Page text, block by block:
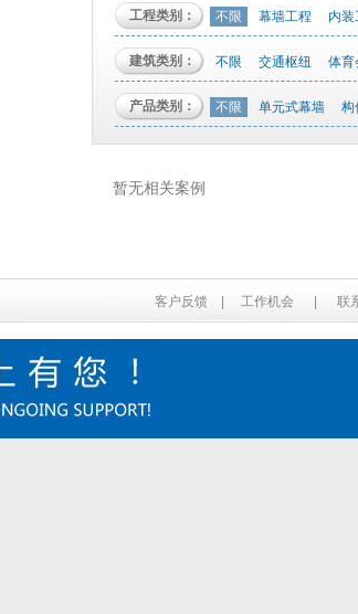
工程类别： 不限 幕墙工程 内装
建筑类别： 不限 交通枢纽 体育
产品类别： 不限 单元式幕墙 构
暂无相关案例
客户反馈 工作机会 联